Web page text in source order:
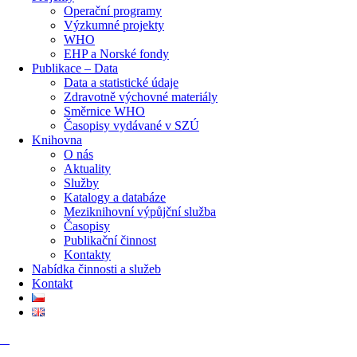
Operační programy
Výzkumné projekty
WHO
EHP a Norské fondy
Publikace – Data
Data a statistické údaje
Zdravotně výchovné materiály
Směrnice WHO
Časopisy vydávané v SZÚ
Knihovna
O nás
Aktuality
Služby
Katalogy a databáze
Meziknihovní výpůjční služba
Časopisy
Publikační činnost
Kontakty
Nabídka činnosti a služeb
Kontakt